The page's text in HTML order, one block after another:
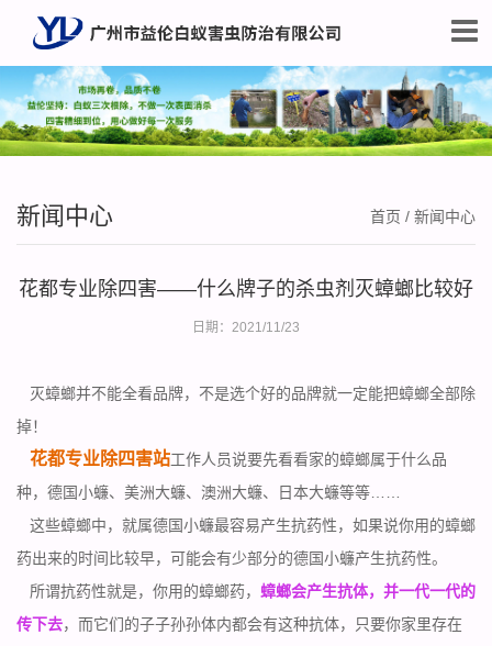
新闻中心 首页 / 新闻中心
花都专业除四害——什么牌子的杀虫剂灭蟑螂比较好
日期：2021/11/23
灭蟑螂并不能全看品牌，不是选个好的品牌就一定能把蟑螂全部除
掉！
花都专业除四害站工作人员说要先看看家的蟑螂属于什么品
种，德国小蠊、美洲大蠊、澳洲大蠊、日本大蠊等等……
这些蟑螂中，就属德国小蠊最容易产生抗药性，如果说你用的蟑螂
药出来的时间比较早，可能会有少部分的德国小蠊产生抗药性。
所谓抗药性就是，你用的蟑螂药， 蟑螂会产生抗体，并一代一代的
传下去，而它们的子子孙孙体内都会有这种抗体，只要你家里存在